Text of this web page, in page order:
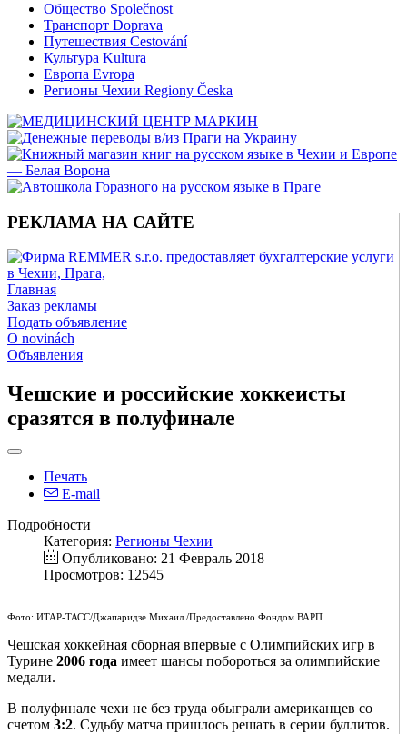
Общество Společnost
Транспорт Doprava
Путешествия Cestování
Культура Kultura
Европа Evropa
Регионы Чехии Regiony Česka
РЕКЛАМА НА САЙТЕ
Главная
Заказ рекламы
Подать объявление
O novinách
Объявления
Чешские и российские хоккеисты
сразятся в полуфинале
Печать
E-mail
Подробности
Категория: Регионы Чехии
Опубликовано: 21 Февраль 2018
Просмотров: 12545
Фото: ИТАР-ТАСС/Джапаридзе Михаил /Предоставлено Фондом ВАРП
Чешская хоккейная сборная впервые с Олимпийских игр в
Турине 2006 года имеет шансы побороться за олимпийские
медали.
В полуфинале чехи не без труда обыграли американцев со
счетом 3:2. Судьбу матча пришлось решать в серии буллитов.